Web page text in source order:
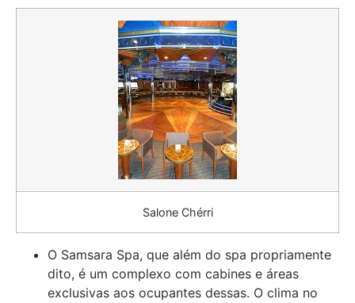
Salone Chérri
O Samsara Spa, que além do spa propriamente
dito, é um complexo com cabines e áreas
exclusivas aos ocupantes dessas. O clima no